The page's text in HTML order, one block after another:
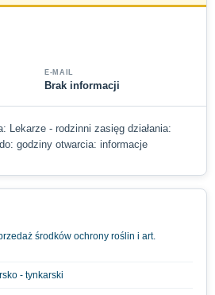
E-MAIL
Brak informacji
Lekarze - rodzinni zasięg działania:
godziny otwarcia: informacje
środków ochrony roślin i art.
- tynkarski